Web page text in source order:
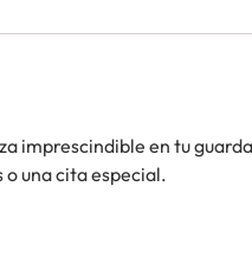
imprescindible en tu
una cita especial.